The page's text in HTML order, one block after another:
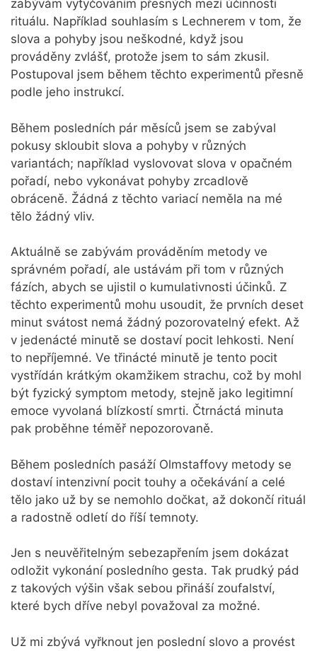
zabývám vytyčováním přesných mezí účinnosti
rituálu. Například souhlasím s Lechnerem v tom, že
slova a pohyby jsou neškodné, když jsou
prováděny zvlášť, protože jsem to sám zkusil.
Postupoval jsem během těchto experimentů přesně
podle jeho instrukcí.
Během posledních pár měsíců jsem se zabýval
pokusy skloubit slova a pohyby v různých
variantách; například vyslovovat slova v opačném
pořadí, nebo vykonávat pohyby zrcadlově
obráceně. Žádná z těchto variací neměla na mé
tělo žádný vliv.
Aktuálně se zabývám prováděním metody ve
správném pořadí, ale ustávám při tom v různých
fázích, abych se ujistil o kumulativnosti účinků. Z
těchto experimentů mohu usoudit, že prvních deset
minut svátost nemá žádný pozorovatelný efekt. Až
v jedenácté minutě se dostaví pocit lehkosti. Není
to nepříjemné. Ve třinácté minutě je tento pocit
vystřídán krátkým okamžikem strachu, což by mohl
být fyzický symptom metody, stejně jako legitimní
emoce vyvolaná blízkostí smrti. Čtrnáctá minuta
pak proběhne téměř nepozorovaně.
Během posledních pasáží Olmstaffovy metody se
dostaví intenzivní pocit touhy a očekávání a celé
tělo jako už by se nemohlo dočkat, až dokončí rituál
a radostně odletí do říší temnoty.
Jen s neuvěřitelným sebezapřením jsem dokázat
odložit vykonání posledního gesta. Tak prudký pád
z takových výšin však sebou přináší zoufalství,
které bych dříve nebyl považoval za možné.
Už mi zbývá vyřknout jen poslední slovo a provést